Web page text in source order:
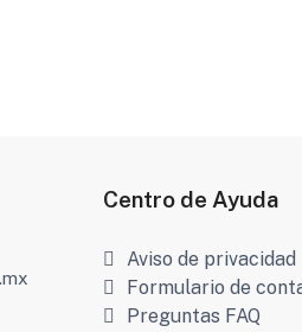
Centro de Ayuda
Aviso de privacidad
Formulario de
Preguntas FAQ